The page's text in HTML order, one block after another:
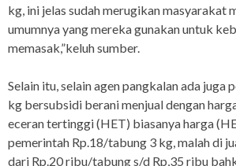
kg, ini jelas sudah merugikan masyarakat
umumnya yang mereka gunakan untuk
memasak,”keluh sumber.
Selain itu, selain agen pangkalan ada juga
kg bersubsidi berani menjual dengan
eceran tertinggi (HET) biasanya harga
pemerintah Rp.18/tabung 3 kg, malah di
dari Rp.20 ribu/tabung s/d Rp,35 ribu